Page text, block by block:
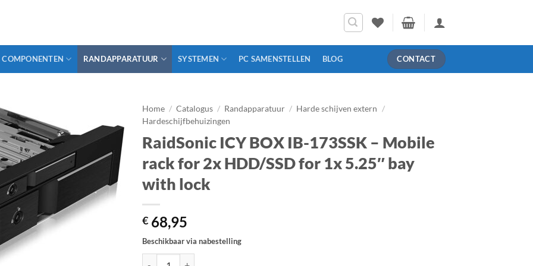
COMPONENTEN RANDAPPARATUUR SYSTEMEN PC SAMENSTELLEN BLOG CONTACT
Home / Catalogus / Randapparatuur / Harde schijven extern
/
Hardeschijfbehuizingen
RaidSonic ICY BOX IB-173SSK – Mobile
rack for 2x HDD/SSD for 1x 5.25″ bay
with lock
€ 68,95
Beschikbaar via nabestelling